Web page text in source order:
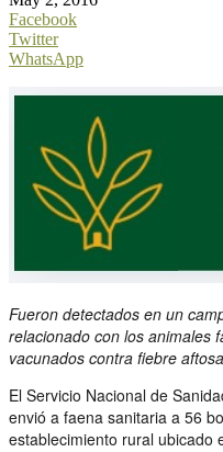
Facebook
Twitter
WhatsApp
Fueron detectados en un
relacionado con los animales
vacunados contra fiebre
El Servicio Nacional de
envió a faena sanitaria a 56
establecimiento rural ubicado